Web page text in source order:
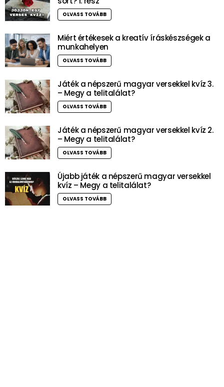
OLVASS TOVÁBB
Miért értékesek a kreatív íráskészségek a
munkahelyen
OLVASS TOVÁBB
Játék a népszerű magyar versekkel kvíz 3.
– Megy a telitalálat?
OLVASS TOVÁBB
Játék a népszerű magyar versekkel kvíz 2.
– Megy a telitalálat?
OLVASS TOVÁBB
Újabb játék a népszerű magyar versekkel
kvíz – Megy a telitalálat?
OLVASS TOVÁBB